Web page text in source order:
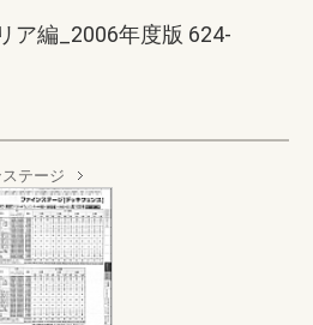
ア編_2006年度版 624-
テージ